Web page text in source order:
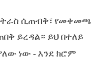
ሲጠብቅ፣ የመቀመጫ
ይረዳል። ይህ በተለይ
ነው - እንደ ክሮም